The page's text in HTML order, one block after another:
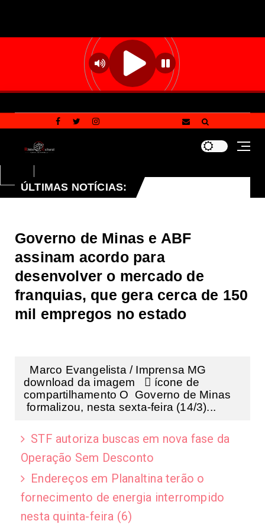
ÚLTIMAS NOTÍCIAS:
Campanha Multivacinação 2026: confira as
Governo de Minas e ABF
assinam acordo para
desenvolver o mercado de
franquias, que gera cerca de 150
mil empregos no estado
Marco Evangelista / Imprensa MG
download da imagem  ícone de
compartilhamento O Governo de Minas
formalizou, nesta sexta-feira (14/3)...
STF autoriza buscas em nova fase da
Operação Sem Desconto
Endereços em Planaltina terão o
fornecimento de energia interrompido
nesta quinta-feira (6)